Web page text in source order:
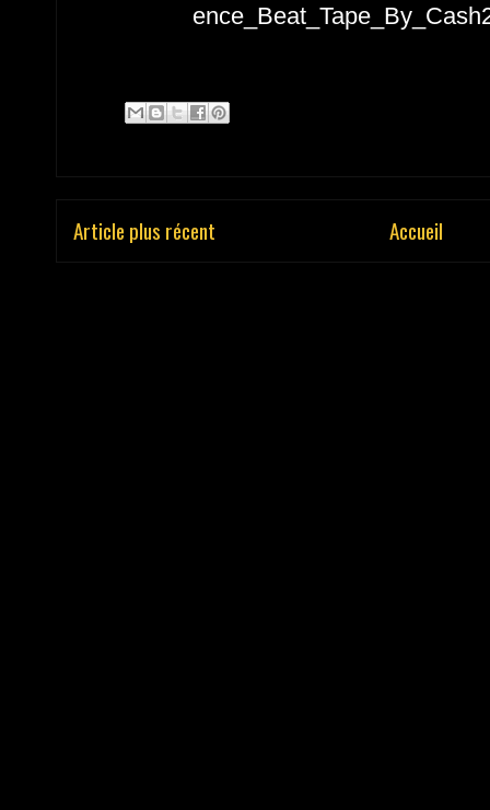
Article plus récent Accueil